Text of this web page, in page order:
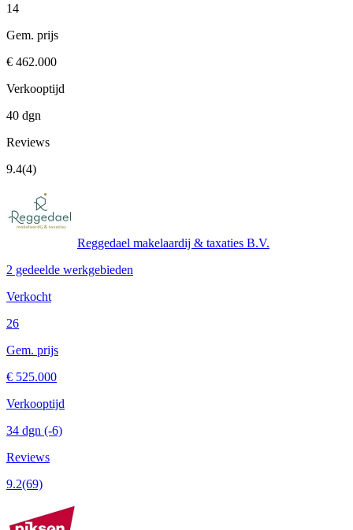
14
Gem. prijs
€ 462.000
Verkooptijd
40 dgn
Reviews
9.4(4)
Reggedael makelaardij & taxaties B.V.
2 gedeelde werkgebieden
Verkocht
26
Gem. prijs
€ 525.000
Verkooptijd
34 dgn (-6)
Reviews
9.2(69)